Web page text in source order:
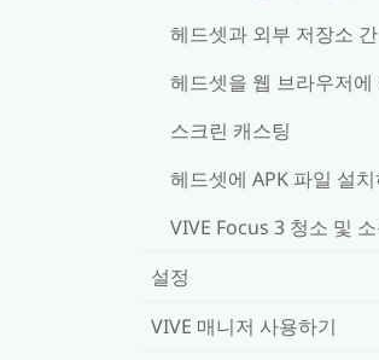
헤드셋과 외부 저장소
헤드셋을 웹 브라우저에
스크린 캐스팅
헤드셋에 APK 파일 설
VIVE Focus 3 청소 및
설정
VIVE 매니저 사용하기